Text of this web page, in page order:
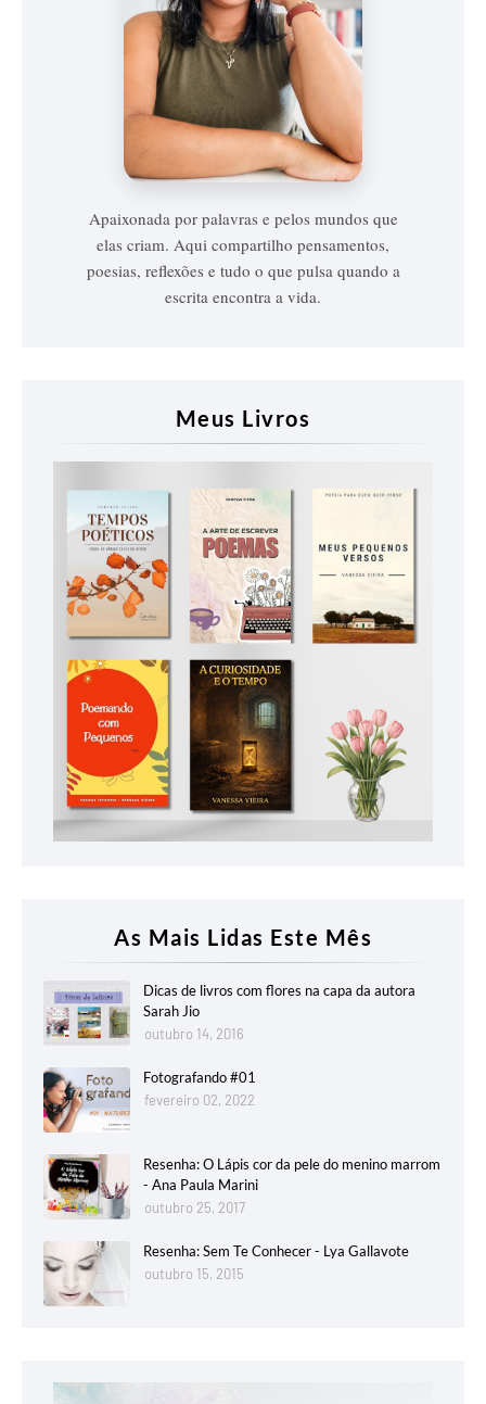
Vanessa
Vieira
Apaixonada por palavras e pelos mundos que
elas criam. Aqui compartilho pensamentos,
poesias, reflexões e tudo o que pulsa quando a
escrita encontra a vida.
Meus Livros
As Mais Lidas Este Mês
Dicas de livros com flores na capa da autora
Sarah Jio
outubro 14, 2016
Fotografando #01
fevereiro 02, 2022
Resenha: O Lápis cor da pele do menino marrom
- Ana Paula Marini
outubro 25, 2017
Resenha: Sem Te Conhecer - Lya Gallavote
outubro 15, 2015